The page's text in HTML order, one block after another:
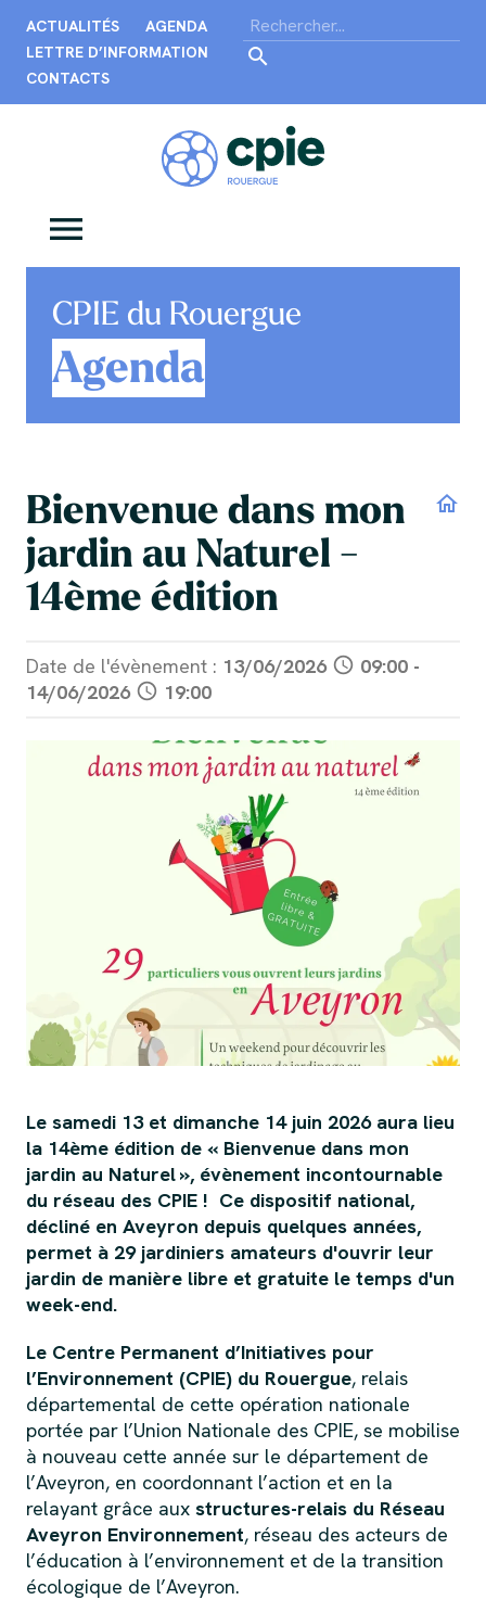
ACTUALITÉS
AGENDA
LETTRE D’INFORMATION
CONTACTS
CPIE du Rouergue
Agenda
home
Bienvenue dans mon
jardin au Naturel -
14ème édition
Date de l'évènement : 13/06/2026 schedule 09:00 -
14/06/2026 schedule 19:00
Le samedi 13 et dimanche 14 juin 2026 aura lieu
la 14ème édition de « Bienvenue dans mon
jardin au Naturel », évènement incontournable
du réseau des CPIE ! Ce dispositif national,
décliné en Aveyron depuis quelques années,
permet à 29 jardiniers amateurs d'ouvrir leur
jardin de manière libre et gratuite le temps d'un
week-end.
Le Centre Permanent d’Initiatives pour
l’Environnement (CPIE) du Rouergue, relais
départemental de cette opération nationale
portée par l’Union Nationale des CPIE, se mobilise
à nouveau cette année sur le département de
l’Aveyron, en coordonnant l’action et en la
relayant grâce aux structures-relais du Réseau
Aveyron Environnement, réseau des acteurs de
l’éducation à l’environnement et de la transition
écologique de l’Aveyron.